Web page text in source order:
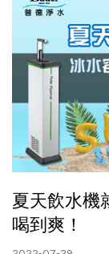
夏天飲水機
喝到爽！